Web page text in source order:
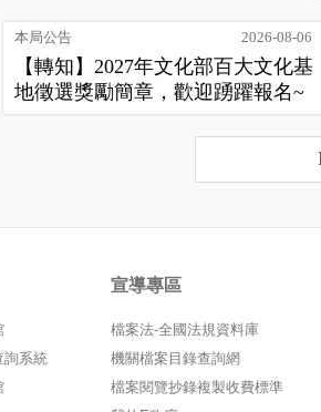
本局公告 2026-08-06
【轉知】2027年文化部百大文化基
地徵選獎勵簡章，歡迎踴躍報名~
詢系統
宣導專區
檔案法-全國法規資料庫
機關檔案目錄查詢網
檔案閱覽抄錄複製收費標準